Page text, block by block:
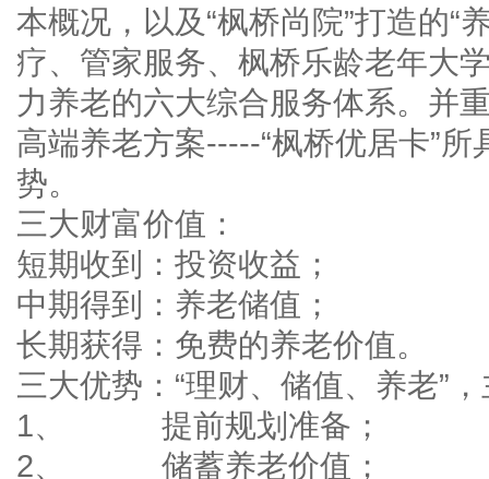
本概况，以及“枫桥尚院”打造的“
疗、管家服务、枫桥乐龄老年大
力养老的六大综合服务体系。并
高端养老方案-----“枫桥优居卡”
势。
三大财富价值：
短期收到：投资收益；
中期得到：养老储值；
长期获得：免费的养老价值。
三大优势：“理财、储值、养老”
1、 提前规划准备；
2、 储蓄养老价值；